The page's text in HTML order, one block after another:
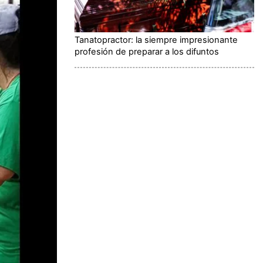
Tanatopractor: la siempre impresionante
profesión de preparar a los difuntos